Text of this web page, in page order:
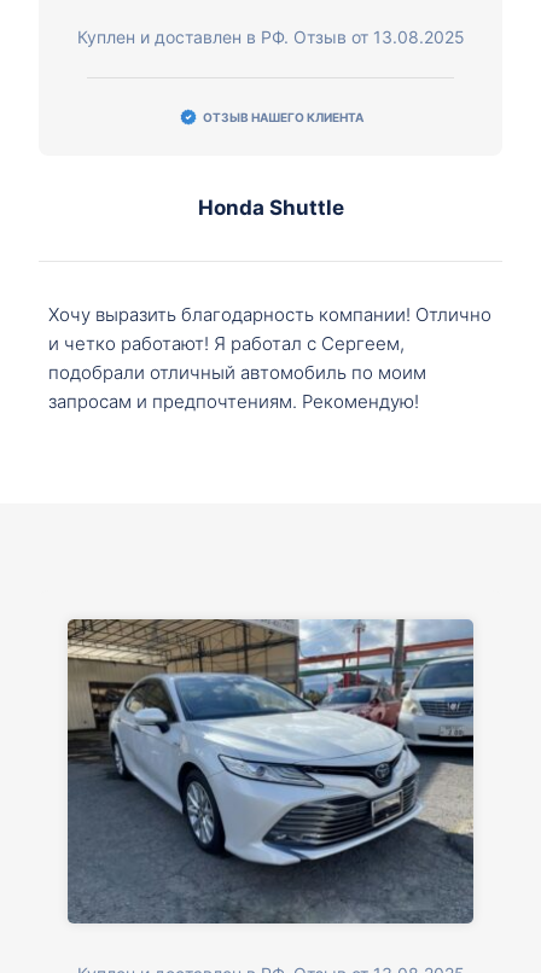
Куплен и доставлен в РФ. Отзыв от 13.08.2025
ОТЗЫВ НАШЕГО КЛИЕНТА
Honda Shuttle
Хочу выразить благодарность компании! Отлично
и четко работают! Я работал с Сергеем,
подобрали отличный автомобиль по моим
запросам и предпочтениям. Рекомендую!